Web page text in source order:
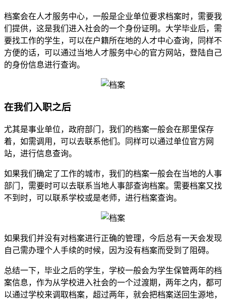
档案会在人才服务中心，一般是企业单位要求档案时，需要我
们提供，这是我们进入社会的一个身份证明。大学毕业后，需
要找工作的学生，可以在户籍所在地的人才中心查询，同样不
方便的话，可以通过当地人才服务中心的官方网站，登陆自己
的身份信息进行查询。
在我们入职之后
尤其是事业单位，政府部门，我们的档案一般会在那里保存
着，如需调用，可以去联系他们。同样可以通过单位官方网
站，进行信息查询。
如果我们确定了工作的城市，我们的档案一般会在当地的人事
部门，需要时可以去联系当地人事部查询档案。需要档案又找
不到时，可以联系学校或是老师，进行档案查询。
如果我们并没有对档案进行正确的管理，今后总有一天会发现
自己需办理个人手续的时候，因为没有档案而受到了阻碍。
总结一下，毕业之后的学生，学校一般会为学生保管两年的档
案信息，作为从学校进入社会的一个过渡期，两年之内，都可
以通过学校来调取档案，超过两年，就会把档案送回生源地，